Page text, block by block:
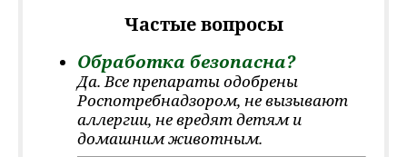
Частые вопросы
Обработка безопасна?
Да. Все препараты одобрены
Роспотребнадзором, не вызывают
аллергии, не вредят детям и
домашним животным.